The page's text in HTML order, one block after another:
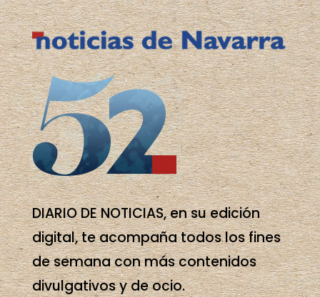
DIARIO DE NOTICIAS, en su edición
digital, te acompaña todos los fines
de semana con más contenidos
divulgativos y de ocio.